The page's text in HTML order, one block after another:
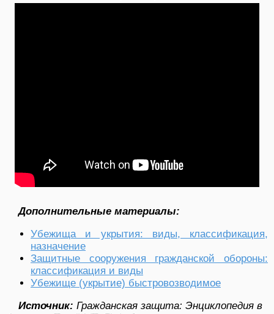
Дополнительные материалы:
Убежища и укрытия: виды, классификация,
назначение
Защитные сооружения гражданской обороны:
классификация и виды
Убежище (укрытие) быстровозводимое
Источник: Гражданская защита: Энциклопедия в